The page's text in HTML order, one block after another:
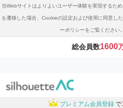
当Webサイトはよりよいユーザー体験を実現するた
を遷移した場合、Cookieの設定および使用に同意し
ーポリシーをご覧ください。
総会員数1600
プレミアム会員登録 で